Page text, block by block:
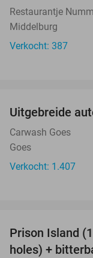
Restaurantje
Middelburg
Verkocht: 387
Uitgebreide
Carwash Goes
Goes
Verkocht: 1.407
Prison Island
holes) +